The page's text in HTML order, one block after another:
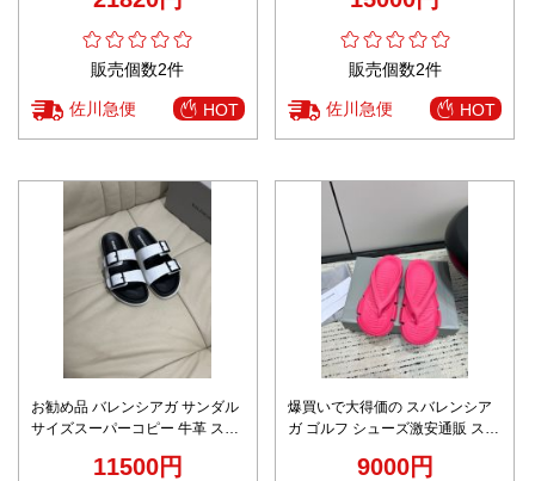
販売個数2件
佐川急便 HOT
飾り ファッション ブラウン
販売個数2件
佐川急便 HOT
お勧め品 バレンシアガ サンダル
サイズスーパーコピー 牛革 スリ
11500円
爆買いで大得価の スバレンシア
ガ ゴルフ シューズ激安通販 スリ
形 歩きやすい ファッション ロー
9000円